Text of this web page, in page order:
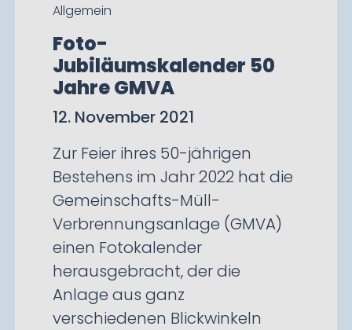
Allgemein
Foto-
Jubiläumskalender 50
Jahre GMVA
12. November 2021
Zur Feier ihres 50-jährigen
Bestehens im Jahr 2022 hat die
Gemeinschafts-Müll-
Verbrennungsanlage (GMVA)
einen Fotokalender
herausgebracht, der die
Anlage aus ganz
verschiedenen Blickwinkeln